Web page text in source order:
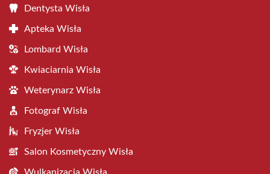
Dentysta Wisła
Apteka Wisła
Lombard Wisła
Kwiaciarnia Wisła
Weterynarz Wisła
Fotograf Wisła
Fryzjer Wisła
Salon Kosmetyczny Wisła